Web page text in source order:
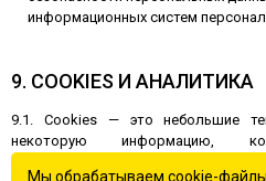
информационных систем
9. СOOKIES И АНАЛИТИКА
9.1. Cookies — это небольшие
некоторую информацию,
пользовательское устройство
Мы обрабатываем cookie-